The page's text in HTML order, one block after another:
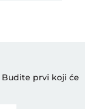
Budite prvi koji će